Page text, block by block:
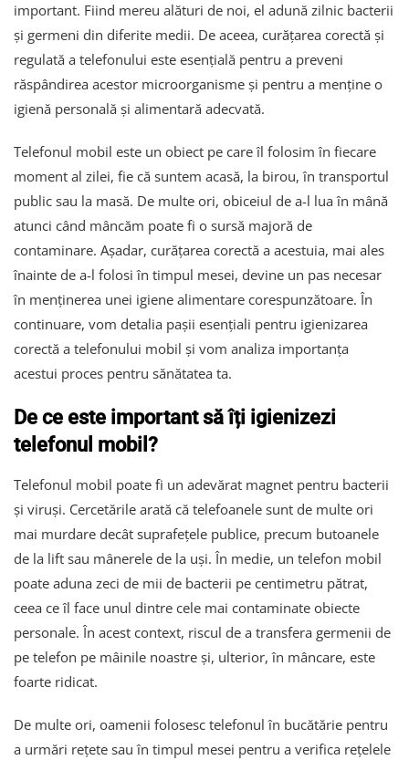
important. Fiind mereu alături de noi, el adună zilnic bacterii
și germeni din diferite medii. De aceea, curățarea corectă și
regulată a telefonului este esențială pentru a preveni
răspândirea acestor microorganisme și pentru a menține o
igienă personală și alimentară adecvată.
Telefonul mobil este un obiect pe care îl folosim în fiecare
moment al zilei, fie că suntem acasă, la birou, în transportul
public sau la masă. De multe ori, obiceiul de a-l lua în mână
atunci când mâncăm poate fi o sursă majoră de
contaminare. Așadar, curățarea corectă a acestuia, mai ales
înainte de a-l folosi în timpul mesei, devine un pas necesar
în menținerea unei igiene alimentare corespunzătoare. În
continuare, vom detalia pașii esențiali pentru igienizarea
corectă a telefonului mobil și vom analiza importanța
acestui proces pentru sănătatea ta.
De ce este important să îți igienizezi
telefonul mobil?
Telefonul mobil poate fi un adevărat magnet pentru bacterii
și viruși. Cercetările arată că telefoanele sunt de multe ori
mai murdare decât suprafețele publice, precum butoanele
de la lift sau mânerele de la uși. În medie, un telefon mobil
poate aduna zeci de mii de bacterii pe centimetru pătrat,
ceea ce îl face unul dintre cele mai contaminate obiecte
personale. În acest context, riscul de a transfera germenii de
pe telefon pe mâinile noastre și, ulterior, în mâncare, este
foarte ridicat.
De multe ori, oamenii folosesc telefonul în bucătărie pentru
a urmări rețete sau în timpul mesei pentru a verifica rețelele